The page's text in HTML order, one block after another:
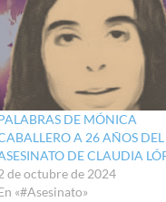
DE MÓNICA
A 26 AÑOS DEL
DE CLAUDIA
de octubre de 2024
«#Asesinato»